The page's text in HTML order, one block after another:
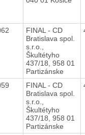
FINAL - CD
Bratislava spol.
s.r.o.,
Škultétyho
437/18, 958 01
Partizánske
FINAL - CD
Bratislava spol.
s.r.o.,
Škultétyho
437/18, 958 01
Partizánske